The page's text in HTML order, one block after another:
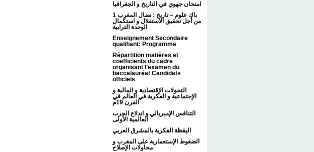
امتحان جهوي في التاريخ و الجغرافيا
1 باك علوم – تاريخ : نضال المغرب
من أجل تحقيق الاستقلال و استكمال
الوحدة الترابية
Enseignement Secondaire
qualifiant: Programme
Répartition matières et
coefficients du cadre
organisant l’examen du
baccalauréat Candidats
officiels
التحولات الإقتصادية و المالية و
الإجتماعية و الفكرية في العالم في
القرن 19م
التنافس الإمبريالي و اندلاع الحرب
العالمية الأولى
اليقظة الفكرية بالمشرق العربي
الضغوط الإستعمارية على المغرب و
محاولات الإصلاح